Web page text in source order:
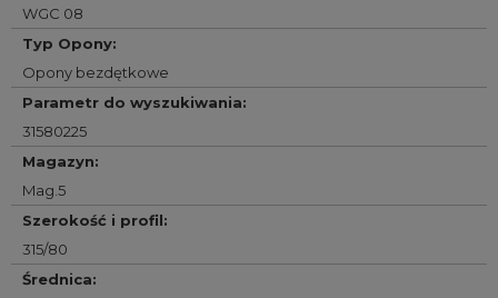
WGC 08
Typ Opony:
Opony bezdętkowe
Parametr do wyszukiwania:
31580225
Magazyn:
Mag.5
Szerokość i profil:
315/80
Średnica: